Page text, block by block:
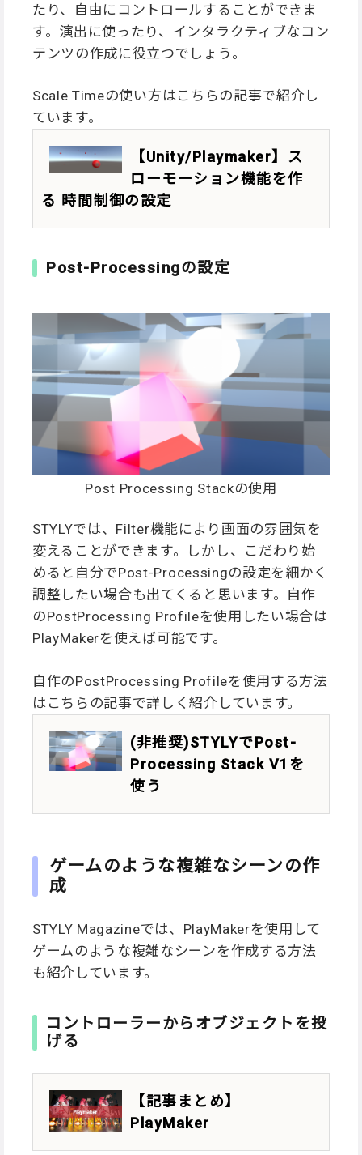
たり、自由にコントロールすることができま
す。演出に使ったり、インタラクティブなコン
テンツの作成に役立つでしょう。
Scale Timeの使い方はこちらの記事で紹介し
ています。
【Unity/Playmaker】ス
ローモーション機能を作
る 時間制御の設定
Post-Processingの設定
Post Processing Stackの使用
STYLYでは、Filter機能により画面の雰囲気を
変えることができます。しかし、こだわり始
めると自分でPost-Processingの設定を細かく
調整したい場合も出てくると思います。自作
のPostProcessing Profileを使用したい場合は
PlayMakerを使えば可能です。
自作のPostProcessing Profileを使用する方法
はこちらの記事で詳しく紹介しています。
(非推奨)STYLYでPost-
Processing Stack V1を
使う
ゲームのような複雑なシーンの作
成
STYLY Magazineでは、PlayMakerを使用して
ゲームのような複雑なシーンを作成する方法
も紹介しています。
コントローラーからオブジェクトを投
げる
【記事まとめ】
PlayMaker